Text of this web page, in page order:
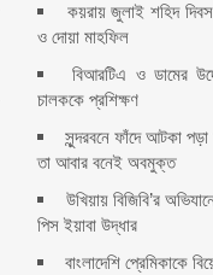
কয়রায় জুলাই শহিদ
ও দোয়া মাহফিল
বিআরটিএ ও ডামের
চালককে প্রশিক্ষণ
সুন্দরবনে ফাঁদে আটকা
তা আবার বনেই অবমুক্ত
উখিয়ায় বিজিবি’র
পিস ইয়াবা উদ্ধার
বাংলাদেশি প্রেমিকাকে